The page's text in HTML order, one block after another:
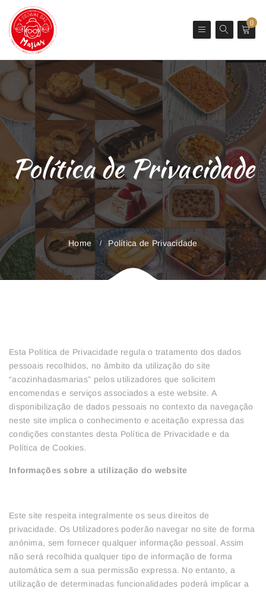
0
Política de Privacidade
Home Política de Privacidade
Esta Política de Privacidade regula o tratamento dos dados
pessoais recolhidos, no âmbito da utilização do site
“acozinhadasmarias” pelos utilizadores que solicitem
encomendas e serviços associados a este website. A
disponibilização de dados pessoais no contexto da navegação
neste site implica o conhecimento e aceitação expressa das
condições constantes desta Política de Privacidade e da
Política de Cookies.
Informações sobre a utilização do website
Este site respeita integralmente os seus direitos de
privacidade. Os Utilizadores poderão navegar no site de forma
anónima, sem fornecer qualquer informação pessoal. Assim
não será recolhida qualquer tipo de informação de forma
automática sem a sua permissão expressa. No entanto, a
utilização de determinadas funcionalidades poderá implicar a